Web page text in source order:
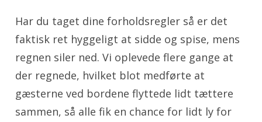
Har du taget dine forholdsregler så er det
faktisk ret hyggeligt at sidde og spise, mens
regnen siler ned. Vi oplevede flere gange at
der regnede, hvilket blot medførte at
gæsterne ved bordene flyttede lidt tættere
sammen, så alle fik en chance for lidt ly for